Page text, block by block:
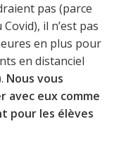
pas (parce
il n’est pas
en plus pour
en distanciel
Nous vous
avec eux comme
pour les élèves